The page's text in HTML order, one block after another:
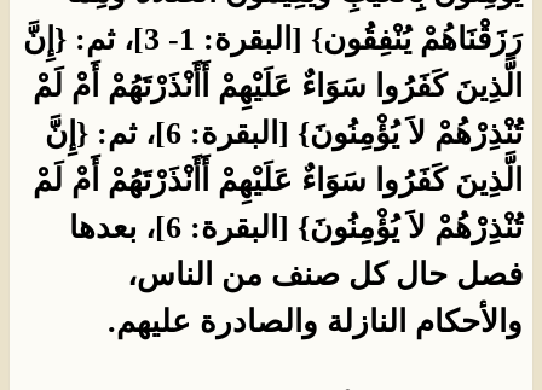
رَزَقْنَاهُمْ يُنْفِقُون} [البقرة: 1- 3]، ثم: {إِنَّ
الَّذِينَ كَفَرُوا سَوَاءٌ عَلَيْهِمْ أَأَنْذَرْتَهُمْ أَمْ لَمْ
تُنْذِرْهُمْ لاَ يُؤْمِنُونَ} [البقرة: 6]، ثم: {إِنَّ
الَّذِينَ كَفَرُوا سَوَاءٌ عَلَيْهِمْ أَأَنْذَرْتَهُمْ أَمْ لَمْ
تُنْذِرْهُمْ لاَ يُؤْمِنُونَ} [البقرة: 6]، بعدها
فصل حال كل صنف من الناس،
والأحكام النازلة والصادرة عليهم.